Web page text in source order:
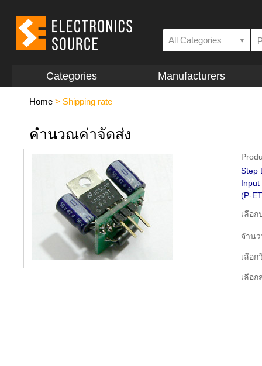
All Categories ▼
Categories Manufacturers
Home > Shipping rate
คำนวณค่าจัดส่ง
Step
Input
(P-
เลือก
จำน
เลือก
เลือก